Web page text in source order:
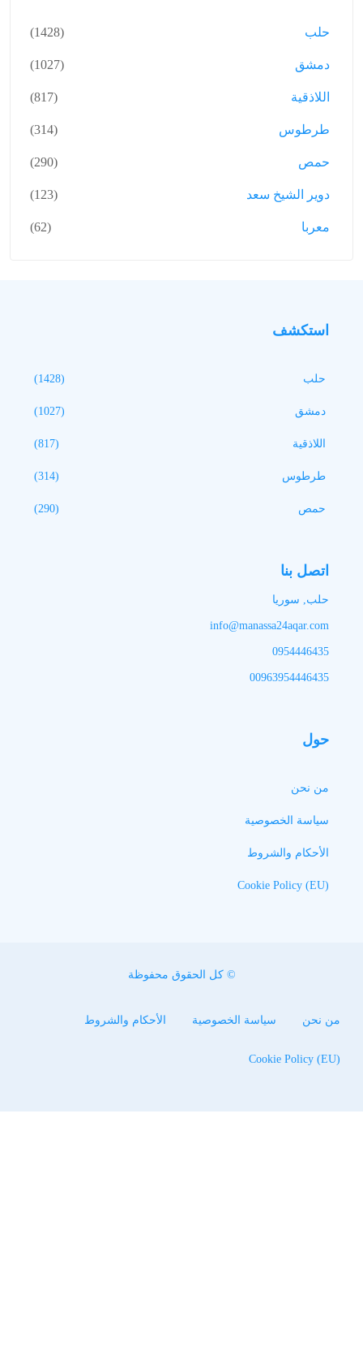
حلب (1428)
دمشق (1027)
اللاذقية (817)
طرطوس (314)
حمص (290)
دوير الشيخ سعد (123)
معربا (62)
استكشف
حلب (1428)
دمشق (1027)
اللاذقية (817)
طرطوس (314)
حمص (290)
اتصل بنا
حلب, سوريا
info@manassa24aqar.com
0954446435
00963954446435
حول
من نحن
سياسة الخصوصية
الأحكام والشروط
Cookie Policy (EU)
© كل الحقوق محفوظة
من نحن سياسة الخصوصية الأحكام والشروط
Cookie Policy (EU)